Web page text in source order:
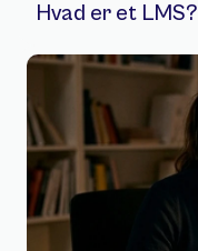
Hvad er et LMS?